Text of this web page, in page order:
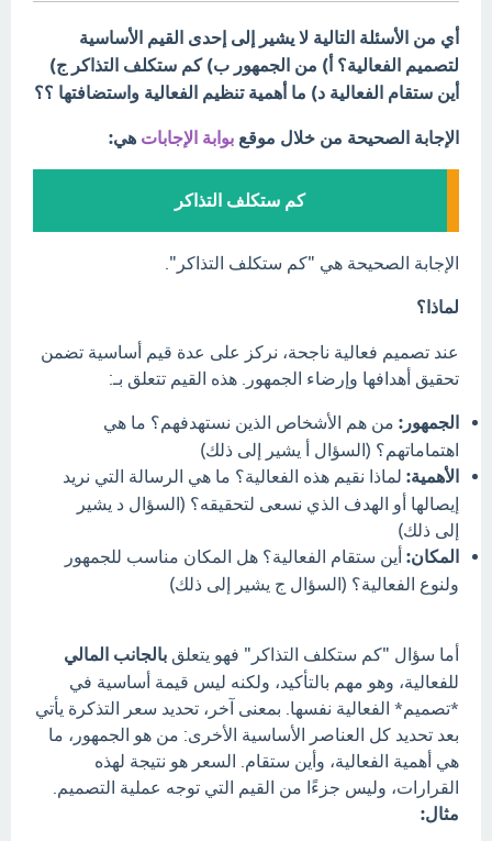
أي من الأسئلة التالية لا يشير إلى إحدى القيم الأساسية
لتصميم الفعالية؟ أ) من الجمهور ب) كم ستكلف التذاكر ج)
أين ستقام الفعالية د) ما أهمية تنظيم الفعالية واستضافتها ؟؟
الإجابة الصحيحة من خلال موقع بوابة الإجابات هي:
كم ستكلف التذاكر
الإجابة الصحيحة هي "كم ستكلف التذاكر".
لماذا؟
عند تصميم فعالية ناجحة، نركز على عدة قيم أساسية تضمن
تحقيق أهدافها وإرضاء الجمهور. هذه القيم تتعلق بـ:
الجمهور: من هم الأشخاص الذين نستهدفهم؟ ما هي
اهتماماتهم؟ (السؤال أ يشير إلى ذلك)
الأهمية: لماذا نقيم هذه الفعالية؟ ما هي الرسالة التي نريد
إيصالها أو الهدف الذي نسعى لتحقيقه؟ (السؤال د يشير
إلى ذلك)
المكان: أين ستقام الفعالية؟ هل المكان مناسب للجمهور
ولنوع الفعالية؟ (السؤال ج يشير إلى ذلك)
أما سؤال "كم ستكلف التذاكر" فهو يتعلق بالجانب المالي
للفعالية، وهو مهم بالتأكيد، ولكنه ليس قيمة أساسية في
*تصميم* الفعالية نفسها. بمعنى آخر، تحديد سعر التذكرة يأتي
بعد تحديد كل العناصر الأساسية الأخرى: من هو الجمهور، ما
هي أهمية الفعالية، وأين ستقام. السعر هو نتيجة لهذه
القرارات، وليس جزءًا من القيم التي توجه عملية التصميم.
مثال: